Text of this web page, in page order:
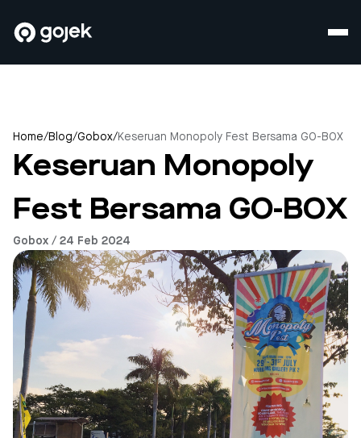
Home/Blog/Gobox/Keseruan Monopoly Fest Bersama GO-BOX
Keseruan Monopoly
Fest Bersama GO-BOX
Gobox / 24 Feb 2024